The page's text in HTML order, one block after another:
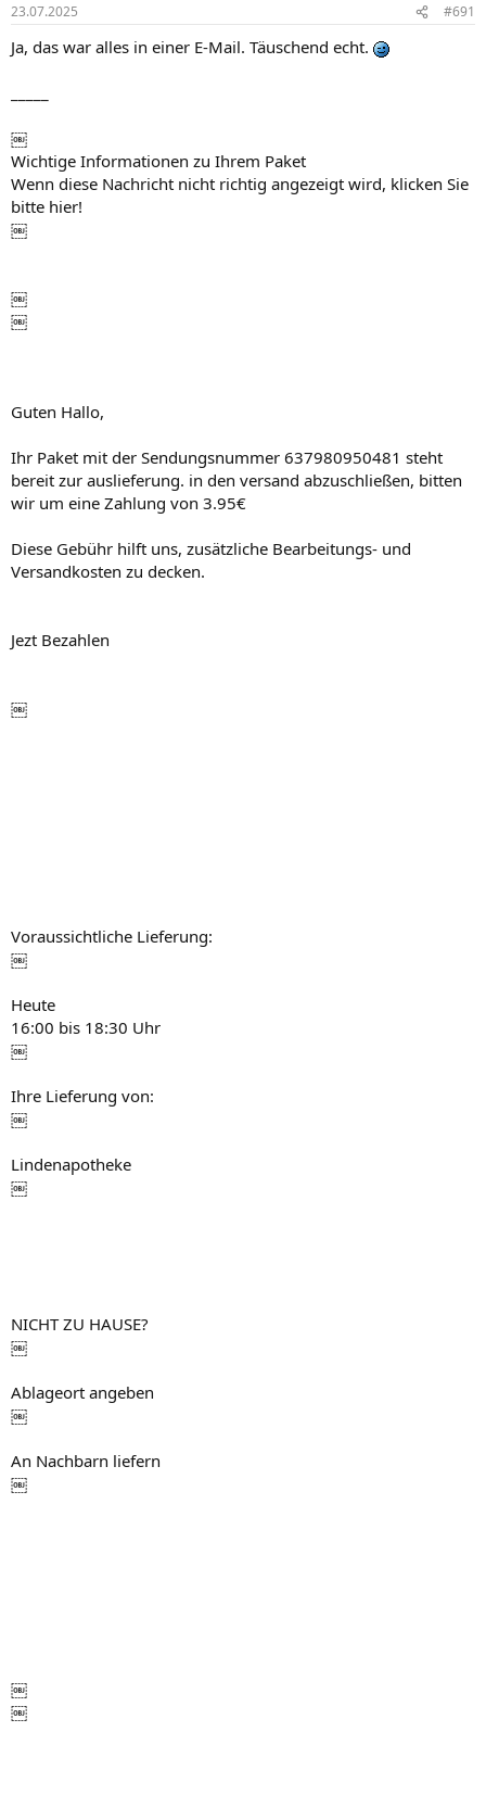
23.07.2025 #691
Ja, das war alles in einer E-Mail. Täuschend echt.
￼
Wichtige Informationen zu Ihrem Paket
Wenn diese Nachricht nicht richtig angezeigt wird, klicken Sie
bitte hier!
￼
￼
￼
Guten Hallo,
Ihr Paket mit der Sendungsnummer 637980950481 steht
bereit zur auslieferung. in den versand abzuschließen, bitten
wir um eine Zahlung von 3.95€
Diese Gebühr hilft uns, zusätzliche Bearbeitungs- und
Versandkosten zu decken.
Jezt Bezahlen
￼
Voraussichtliche Lieferung:
￼
Heute
16:00 bis 18:30 Uhr
￼
Ihre Lieferung von:
￼
Lindenapotheke
￼
NICHT ZU HAUSE?
￼
Ablageort angeben
￼
An Nachbarn liefern
￼
￼
￼